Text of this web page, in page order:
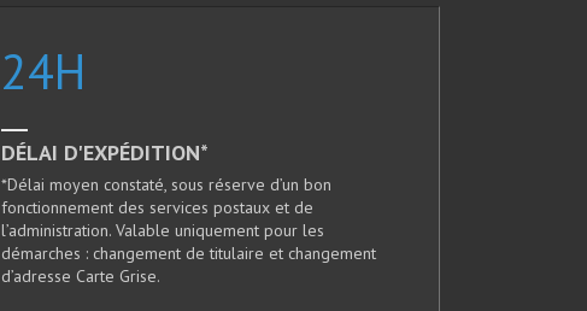
24H
DÉLAI D'EXPÉDITION*
*Délai moyen constaté, sous réserve d’un bon
fonctionnement des services postaux et de
l’administration. Valable uniquement pour les
démarches : changement de titulaire et changement
d’adresse Carte Grise.